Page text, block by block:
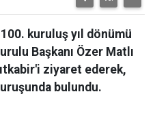
kuruluş yıl dönümü
Başkanı Özer Matlı
ziyaret ederek,
bulundu.